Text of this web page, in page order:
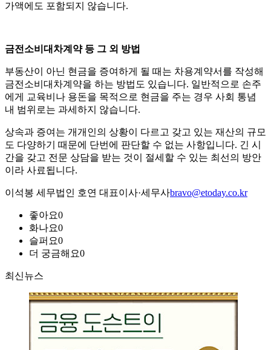
가액에도 포함되지 않습니다.
금전소비대차계약 등 그 외 방법
부동산이 아닌 현금을 증여하게 될 때는 차용계약서를 작성해
금전소비대차계약을 하는 방법도 있습니다. 일반적으로 손주
에게 교육비나 용돈을 목적으로 현금을 주는 경우 사회 통념
내 범위로는 과세하지 않습니다.
상속과 증여는 개개인의 상황이 다르고 갖고 있는 재산의 규모
도 다양하기 때문에 단번에 판단할 수 없는 사항입니다. 긴 시
간을 갖고 전문 상담을 받는 것이 절세할 수 있는 최선의 방안
이라 사료됩니다.
이석봉 세무법인 호연 대표이사·세무사bravo@etoday.co.kr
좋아요0
화나요0
슬퍼요0
더 궁금해요0
최신뉴스